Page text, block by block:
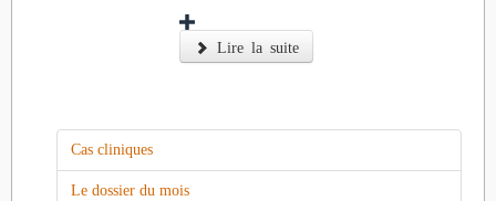
Lire la suite
Cas cliniques
Le dossier du mois